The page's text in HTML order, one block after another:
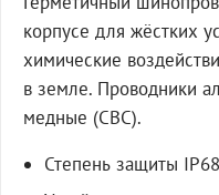
корпусе для жёстких
химические
в земле. Проводники
медные (СВС).
Степень защиты IP68